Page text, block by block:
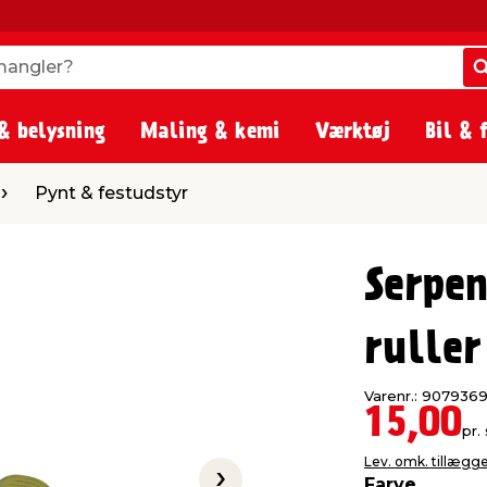
belysning Maling & kemi Værktøj Bil &
Pynt & festudstyr
ruller
Varenr.: 9079369
15,00pr.
Lev. omk.